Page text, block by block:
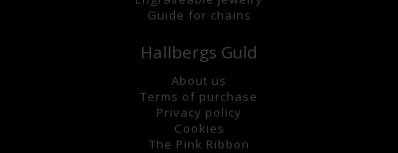
Guide for chains
Hallbergs Guld
About us
Terms of purchase
Privacy policy
Cookies
The Pink Ribbon